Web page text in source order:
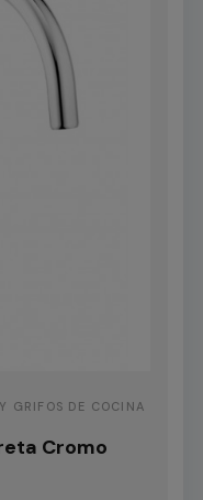
GRIFOS DE COCINA
Cromo